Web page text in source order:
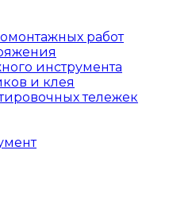
работ
инструмента
и клея
тележек